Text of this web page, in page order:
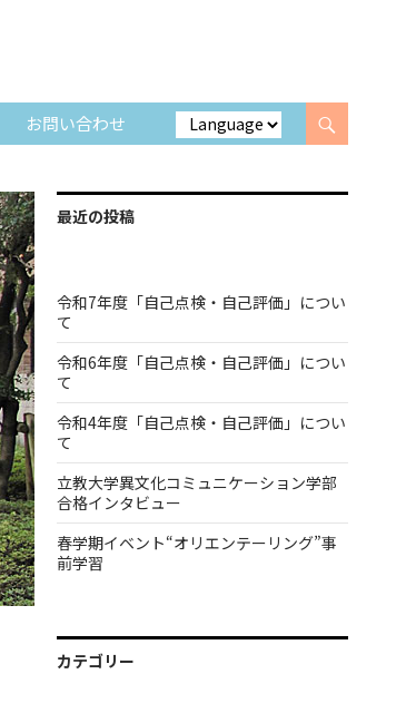
お問い合わせ
最近の投稿
令和7年度「自己点検・自己評価」につい
て
令和6年度「自己点検・自己評価」につい
て
令和4年度「自己点検・自己評価」につい
て
立教大学異文化コミュニケーション学部
合格インタビュー
春学期イベント“オリエンテーリング”事
前学習
カテゴリー